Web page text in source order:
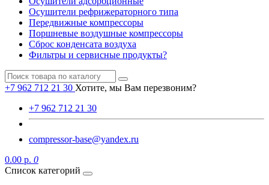
Осушители рефрижераторного типа
Передвижные компрессоры
Поршневые воздушные компрессоры
Сброс конденсата воздуха
Фильтры и сервисные продукты?
+7 962 712 21 30 Хотите, мы Вам перезвоним?
+7 962 712 21 30
compressor-base@yandex.ru
0.00 р. 0
Список категорий